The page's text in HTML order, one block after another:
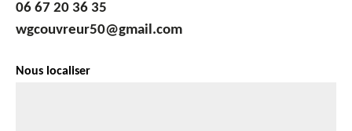
06 67 20 36 35
wgcouvreur50@gmail.com
Nous localiser